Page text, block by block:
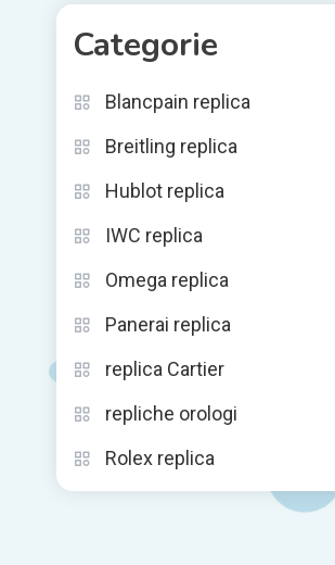
Categorie
Blancpain replica
Breitling replica
Hublot replica
IWC replica
Omega replica
Panerai replica
replica Cartier
repliche orologi
Rolex replica